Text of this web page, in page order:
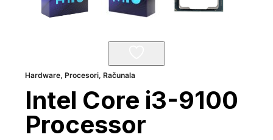
Hardware,Procesori,Računala
Intel Core i3-9100
Processor